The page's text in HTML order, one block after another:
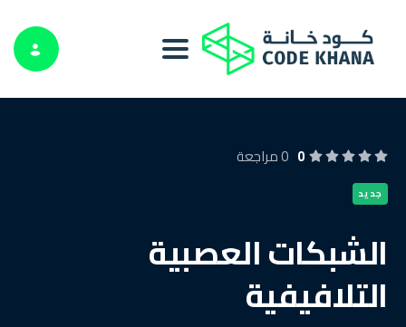
Toggle navigation
0 0 مراجعة
جديد
الشبكات العصبية
التلافيفية